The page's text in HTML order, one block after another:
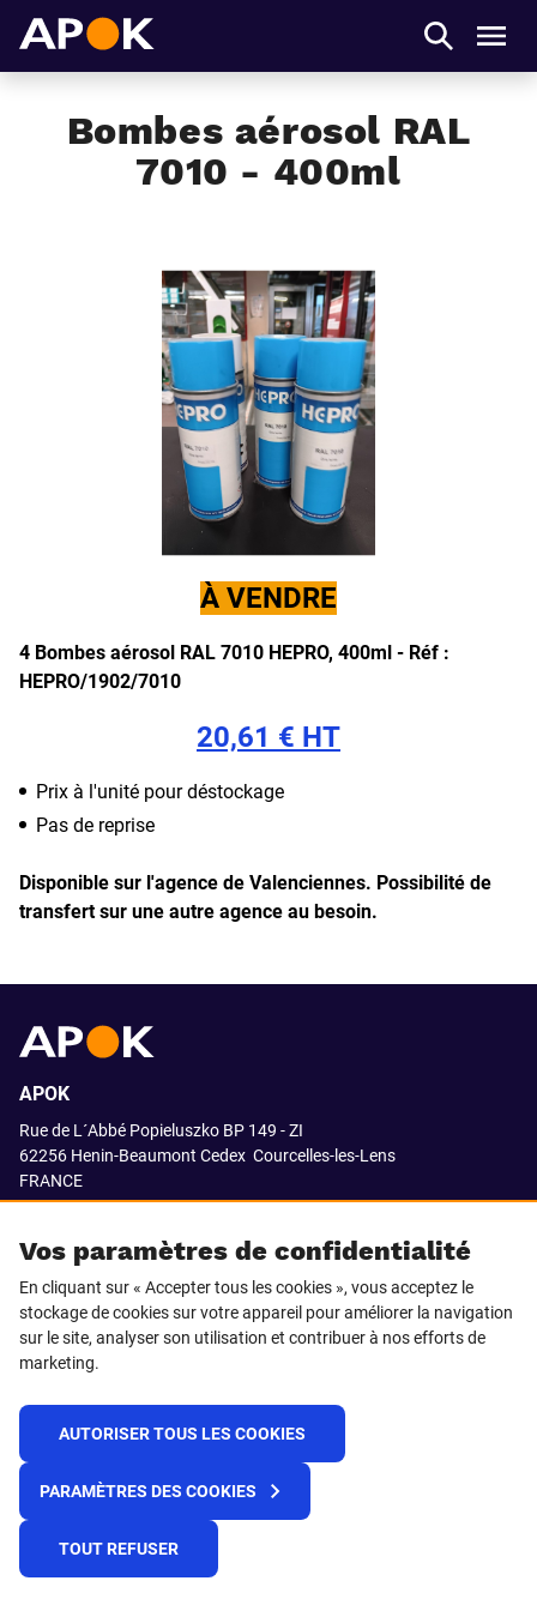
Bombes aérosol RAL
7010 - 400ml
À VENDRE
4 Bombes aérosol RAL 7010 HEPRO, 400ml - Réf :
HEPRO/1902/7010
20,61 € HT
Prix à l'unité pour déstockage
Pas de reprise
Disponible sur l'agence de Valenciennes. Possibilité de
transfert sur une autre agence au besoin.
Vos paramètres de confidentialité
En cliquant sur « Accepter tous les cookies », vous acceptez le
stockage de cookies sur votre appareil pour améliorer la navigation
sur le site, analyser son utilisation et contribuer à nos efforts de
marketing.
AUTORISER TOUS LES COOKIES
PARAMÈTRES DES COOKIES
TOUT REFUSER
APOK
Rue de L´Abbé Popieluszko BP 149 - ZI
62256 Henin-Beaumont Cedex Courcelles-les-Lens
FRANCE
SUIVEZ-NOUS SUR
© 2021 APOK